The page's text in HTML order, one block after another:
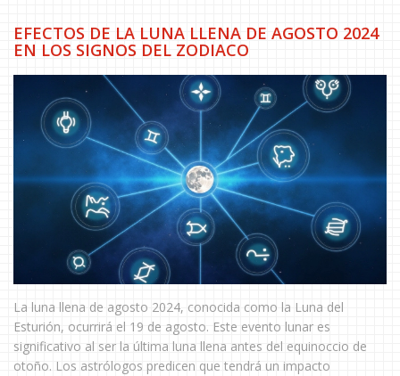
EFECTOS DE LA LUNA LLENA DE AGOSTO 2024
EN LOS SIGNOS DEL ZODIACO
La luna llena de agosto 2024, conocida como la Luna del
Esturión, ocurrirá el 19 de agosto. Este evento lunar es
significativo al ser la última luna llena antes del equinoccio de
otoño. Los astrólogos predicen que tendrá un impacto